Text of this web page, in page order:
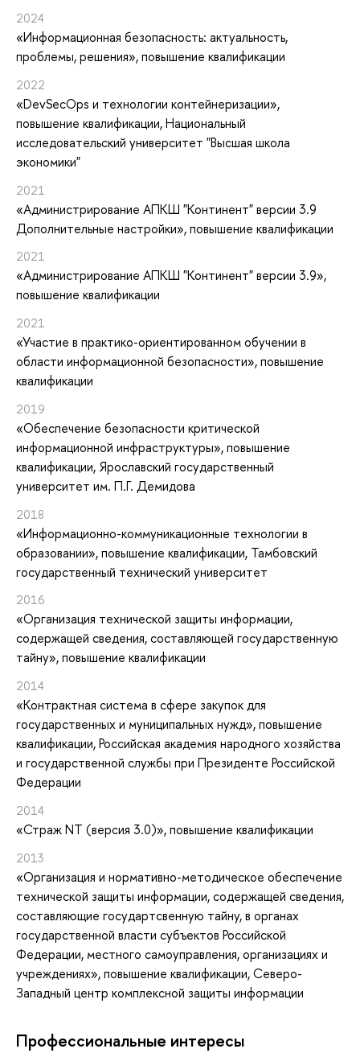
2024
«Информационная безопасность: актуальность,
проблемы, решения», повышение квалификации
2022
«DevSecOps и технологии контейнеризации»,
повышение квалификации, Национальный
исследовательский университет "Высшая школа
экономики"
2021
«Администрирование АПКШ "Континент" версии 3.9
Дополнительные настройки», повышение квалификации
2021
«Администрирование АПКШ "Континент" версии 3.9»,
повышение квалификации
2021
«Участие в практико-ориентированном обучении в
области информационной безопасности», повышение
квалификации
2019
«Обеспечение безопасности критической
информационной инфраструктуры», повышение
квалификации, Ярославский государственный
университет им. П.Г. Демидова
2018
«Информационно-коммуникационные технологии в
образовании», повышение квалификации, Тамбовский
государственный технический университет
2016
«Организация технической защиты информации,
содержащей сведения, составляющей государственную
тайну», повышение квалификации
2014
«Контрактная система в сфере закупок для
государственных и муниципальных нужд», повышение
квалификации, Российская академия народного хозяйства
и государственной службы при Президенте Российской
Федерации
2014
«Страж NT (версия 3.0)», повышение квалификации
2013
«Организация и нормативно-методическое обеспечение
технической защиты информации, содержащей сведения,
составляющие государтсвенную тайну, в органах
государственной власти субъектов Российской
Федерации, местного самоуправления, организациях и
учреждениях», повышение квалификации, Северо-
Западный центр комплексной защиты информации
Профессиональные интересы